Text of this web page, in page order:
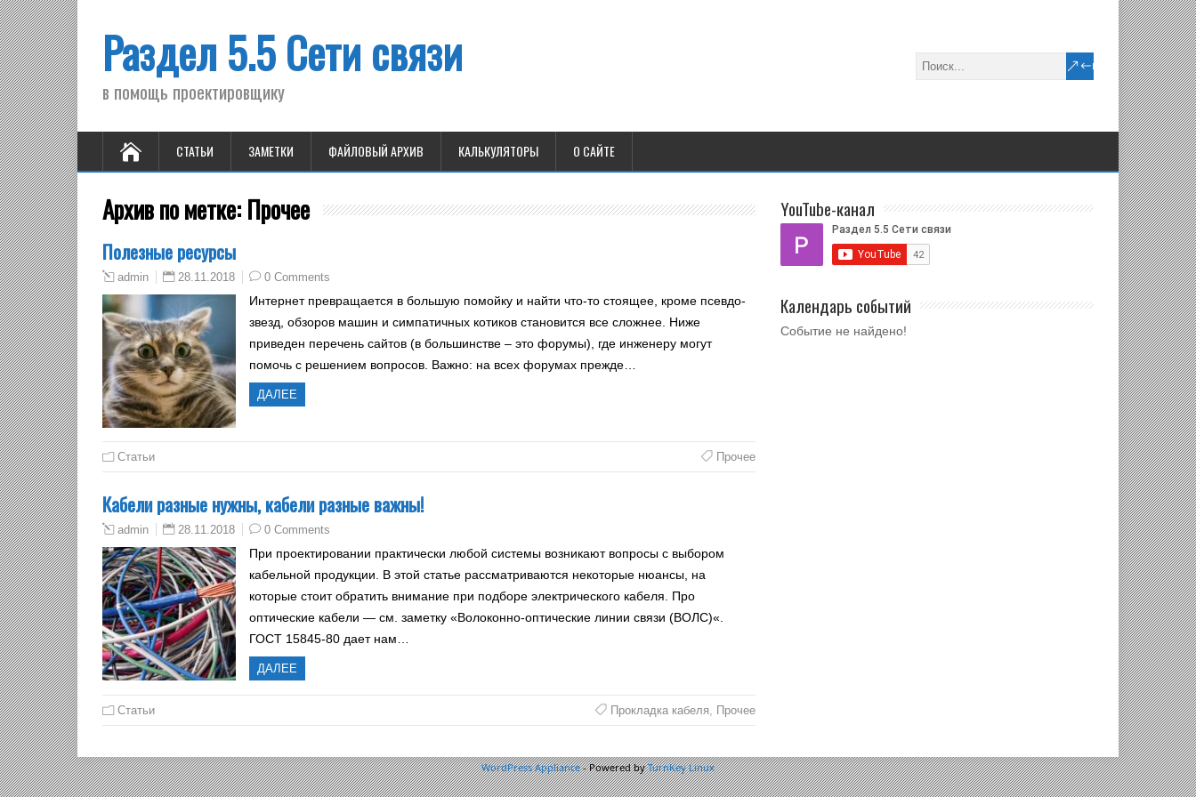
Раздел 5.5 Сети связи
в помощь проектировщику
СТАТЬИ ЗАМЕТКИ ФАЙЛОВЫЙ АРХИВ КАЛЬКУЛЯТОРЫ О САЙТЕ
Архив по метке: Прочее
Полезные ресурсы
admin 28.11.2018 0 Comments
Интернет превращается в большую помойку и найти что-то стоящее, кроме псевдо-
звезд, обзоров машин и симпатичных котиков становится все сложнее. Ниже
приведен перечень сайтов (в большинстве – это форумы), где инженеру могут
помочь с решением вопросов. Важно: на всех форумах прежде…
ДАЛЕЕ
Статьи Прочее
Кабели разные нужны, кабели разные важны!
admin 28.11.2018 0 Comments
При проектировании практически любой системы возникают вопросы с выбором
кабельной продукции. В этой статье рассматриваются некоторые нюансы, на
которые стоит обратить внимание при подборе электрического кабеля. Про
оптические кабели — см. заметку «Волоконно-оптические линии связи (ВОЛС)«.
ГОСТ 15845-80 дает нам…
ДАЛЕЕ
Статьи Прокладка кабеля, Прочее
YouTube-канал
Календарь событий
Событие не найдено!
WordPress Appliance- Powered byTurnKey Linux